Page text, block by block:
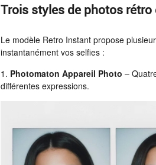
Trois styles de photos
Le modèle Retro Instant propose
instantanément vos selfies :
1. Photomaton Appareil Photo –
différentes expressions.